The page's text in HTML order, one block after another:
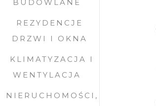
BUDOWLANE
REZYDENCJE
DRZWI I OKNA
KLIMATYZACJA I
WENTYLACJA
NIERUCHOMOŚCI,